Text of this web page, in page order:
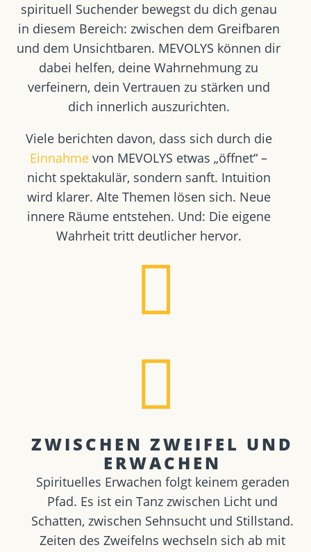
spirituell Suchender bewegst du dich genau
in diesem Bereich: zwischen dem Greifbaren
und dem Unsichtbaren. MEVOLYS können dir
dabei helfen, deine Wahrnehmung zu
verfeinern, dein Vertrauen zu stärken und
dich innerlich auszurichten.
Viele berichten davon, dass sich durch die
Einnahme von MEVOLYS etwas „öffnet“ –
nicht spektakulär, sondern sanft. Intuition
wird klarer. Alte Themen lösen sich. Neue
innere Räume entstehen. Und: Die eigene
Wahrheit tritt deutlicher hervor.
ZWISCHEN ZWEIFEL UND
ERWACHEN
Spirituelles Erwachen folgt keinem geraden
Pfad. Es ist ein Tanz zwischen Licht und
Schatten, zwischen Sehnsucht und Stillstand.
Zeiten des Zweifelns wechseln sich ab mit